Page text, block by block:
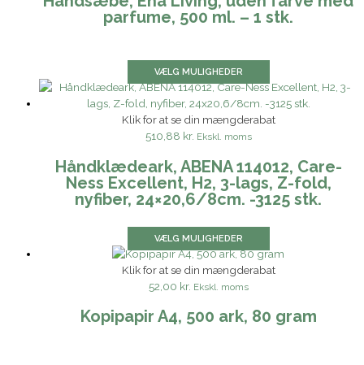
parfume, 500 ml. – 1 stk.
VÆLG MULIGHEDER
Klik for at se din mængderabat
510,88 kr. Ekskl. moms
Håndklædeark, ABENA 114012, Care-
Ness Excellent, H2, 3-lags, Z-fold,
nyfiber, 24×20,6/8cm. -3125 stk.
VÆLG MULIGHEDER
Klik for at se din mængderabat
52,00 kr. Ekskl. moms
Kopipapir A4, 500 ark, 80 gram